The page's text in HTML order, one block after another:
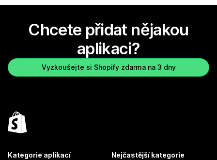
Chcete přidat nějakou
aplikaci?
Vyzkoušejte si Shopify zdarma na 3 dny
Kategorie aplikací Nejčastější kategorie